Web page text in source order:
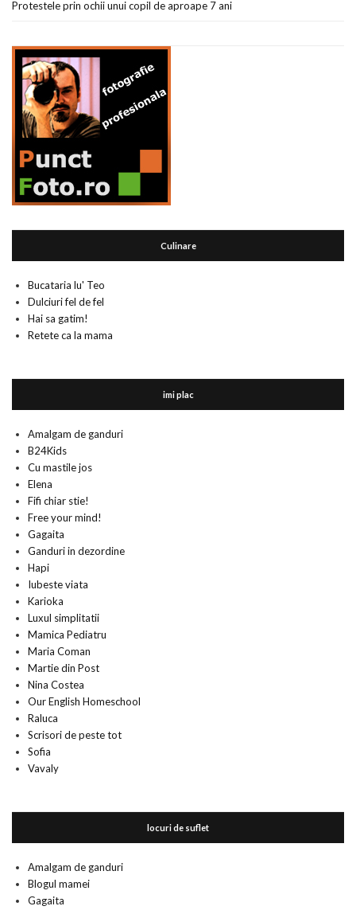
Protestele prin ochii unui copil de aproape 7 ani
Culinare
Bucataria lu' Teo
Dulciuri fel de fel
Hai sa gatim!
Retete ca la mama
imi plac
Amalgam de ganduri
B24Kids
Cu mastile jos
Elena
Fifi chiar stie!
Free your mind!
Gagaita
Ganduri in dezordine
Hapi
Iubeste viata
Karioka
Luxul simplitatii
Mamica Pediatru
Maria Coman
Martie din Post
Nina Costea
Our English Homeschool
Raluca
Scrisori de peste tot
Sofia
Vavaly
locuri de suflet
Amalgam de ganduri
Blogul mamei
Gagaita